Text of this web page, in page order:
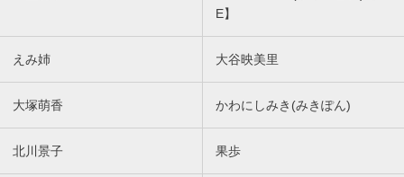
E】
えみ姉 大谷映美里
大塚萌香 かわにしみき(みきぽん)
北川景子 果歩